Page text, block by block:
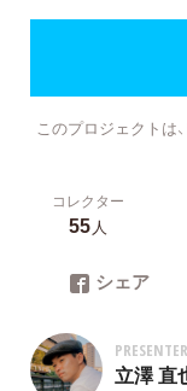
このプロジェクトは
コレクター
55人
シェア
PRESENTER
立澤 直